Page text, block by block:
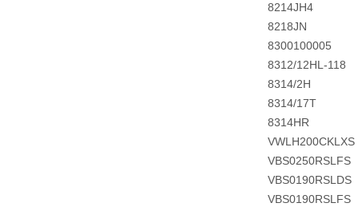
8214JH4
8218JN
8300100005
8312/12HL-118
8314/2H
8314/17T
8314HR
VWLH200CKLXS
VBS0250RSLFS
VBS0190RSLDS
VBS0190RSLFS